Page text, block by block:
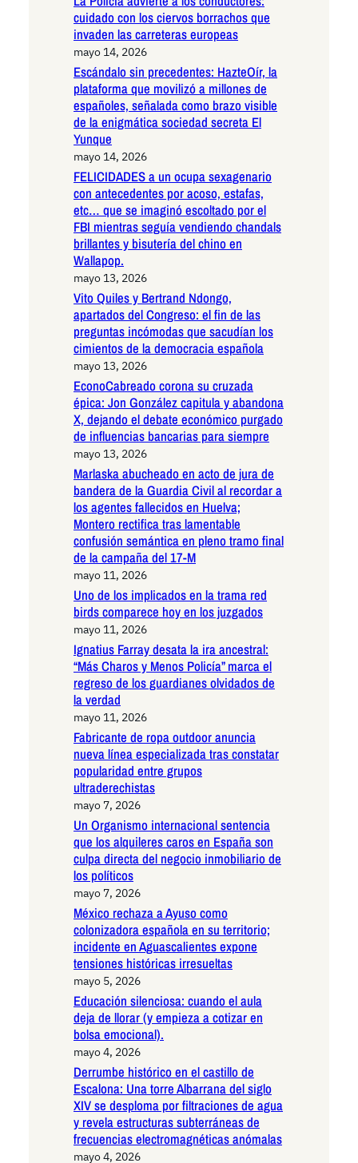
cuidado con los ciervos borrachos que
invaden las carreteras europeas
mayo 14, 2026
Escándalo sin precedentes: HazteOír, la
plataforma que movilizó a millones de
españoles, señalada como brazo visible
de la enigmática sociedad secreta El
Yunque
mayo 14, 2026
FELICIDADES a un ocupa sexagenario
con antecedentes por acoso, estafas,
etc… que se imaginó escoltado por el
FBI mientras seguía vendiendo chandals
brillantes y bisutería del chino en
Wallapop.
mayo 13, 2026
Vito Quiles y Bertrand Ndongo,
apartados del Congreso: el fin de las
preguntas incómodas que sacudían los
cimientos de la democracia española
mayo 13, 2026
EconoCabreado corona su cruzada
épica: Jon González capitula y abandona
X, dejando el debate económico purgado
de influencias bancarias para siempre
mayo 13, 2026
Marlaska abucheado en acto de jura de
bandera de la Guardia Civil al recordar a
los agentes fallecidos en Huelva;
Montero rectifica tras lamentable
confusión semántica en pleno tramo final
de la campaña del 17-M
mayo 11, 2026
Uno de los implicados en la trama red
birds comparece hoy en los juzgados
mayo 11, 2026
Ignatius Farray desata la ira ancestral:
“Más Charos y Menos Policía” marca el
regreso de los guardianes olvidados de
la verdad
mayo 11, 2026
Fabricante de ropa outdoor anuncia
nueva línea especializada tras constatar
popularidad entre grupos
ultraderechistas
mayo 7, 2026
Un Organismo internacional sentencia
que los alquileres caros en España son
culpa directa del negocio inmobiliario de
los políticos
mayo 7, 2026
México rechaza a Ayuso como
colonizadora española en su territorio;
incidente en Aguascalientes expone
tensiones históricas irresueltas
mayo 5, 2026
Educación silenciosa: cuando el aula
deja de llorar (y empieza a cotizar en
bolsa emocional).
mayo 4, 2026
Derrumbe histórico en el castillo de
Escalona: Una torre Albarrana del siglo
XIV se desploma por filtraciones de agua
y revela estructuras subterráneas de
frecuencias electromagnéticas anómalas
mayo 4, 2026